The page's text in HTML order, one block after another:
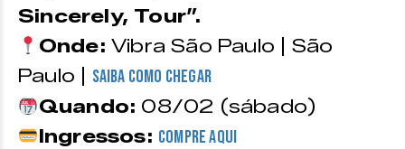
Sincerely, Tour”.
Onde: Vibra São Paulo | São
Paulo | Saiba como chegar
Quando: 08/02 (sábado)
Ingressos: compre aqui